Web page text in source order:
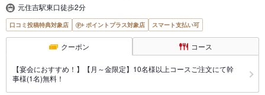
元住吉駅東口徒歩2分
口コミ投稿特典対象店 ポイントプラス対象店 スマート支払い可
クーポン コース
【宴会におすすめ！】【月～金限定】10名様以上コースご注文にて幹
事様(1名)無料！